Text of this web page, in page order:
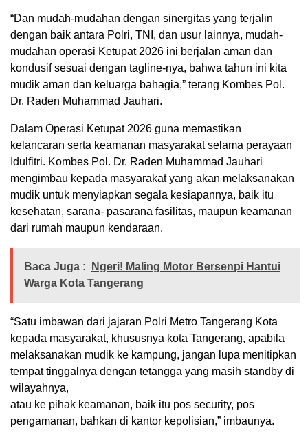
“Dan mudah-mudahan dengan sinergitas yang terjalin
dengan baik antara Polri, TNI, dan usur lainnya, mudah-
mudahan operasi Ketupat 2026 ini berjalan aman dan
kondusif sesuai dengan tagline-nya, bahwa tahun ini kita
mudik aman dan keluarga bahagia,” terang Kombes Pol.
Dr. Raden Muhammad Jauhari.
Dalam Operasi Ketupat 2026 guna memastikan
kelancaran serta keamanan masyarakat selama perayaan
Idulfitri. Kombes Pol. Dr. Raden Muhammad Jauhari
mengimbau kepada masyarakat yang akan melaksanakan
mudik untuk menyiapkan segala kesiapannya, baik itu
kesehatan, sarana- pasarana fasilitas, maupun keamanan
dari rumah maupun kendaraan.
Baca Juga :
Ngeri! Maling Motor Bersenpi Hantui
Warga Kota Tangerang
“Satu imbawan dari jajaran Polri Metro Tangerang Kota
kepada masyarakat, khususnya kota Tangerang, apabila
melaksanakan mudik ke kampung, jangan lupa menitipkan
tempat tinggalnya dengan tetangga yang masih standby di
wilayahnya,
atau ke pihak keamanan, baik itu pos security, pos
pengamanan, bahkan di kantor kepolisian,” imbaunya.